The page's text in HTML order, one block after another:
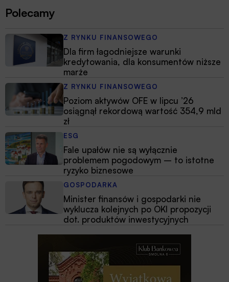
Polecamy
Z RYNKU FINANSOWEGO
Dla firm łagodniejsze warunki
kredytowania, dla konsumentów niższe
marże
Z RYNKU FINANSOWEGO
Poziom aktywów OFE w lipcu ’26
osiągnął rekordową wartość 354,9 mld
zł
ESG
Fale upałów nie są wyłącznie
problemem pogodowym – to istotne
ryzyko biznesowe
GOSPODARKA
Minister finansów i gospodarki nie
wyklucza kolejnych po OKI propozycji
dot. produktów inwestycyjnych